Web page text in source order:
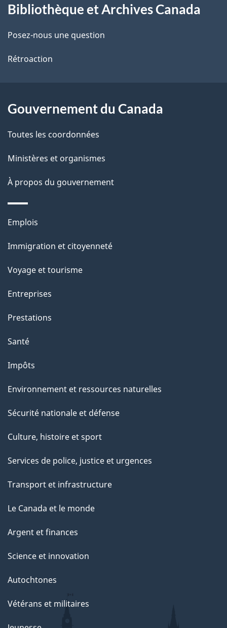
i
l
s
e
p
a
propos
de
ce
Bibliothèque et Archives Canada
Posez-nous une question
Rétroaction
Gouvernement du Canada
Toutes les coordonnées
Ministères et organismes
À propos du gouvernement
Thèmes
sujets
Emplois
Immigration et citoyenneté
Voyage et tourisme
Entreprises
Prestations
Santé
Impôts
Environnement et ressources naturelles
Sécurité nationale et défense
Culture, histoire et sport
Services de police, justice et urgences
Transport et infrastructure
Le Canada et le monde
Argent et finances
Science et innovation
Autochtones
Vétérans et militaires